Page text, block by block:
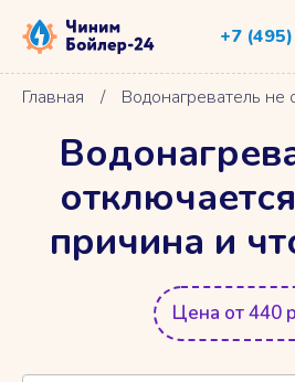
+7
Главная / Водонагреватель не
причина и
Цена от 440